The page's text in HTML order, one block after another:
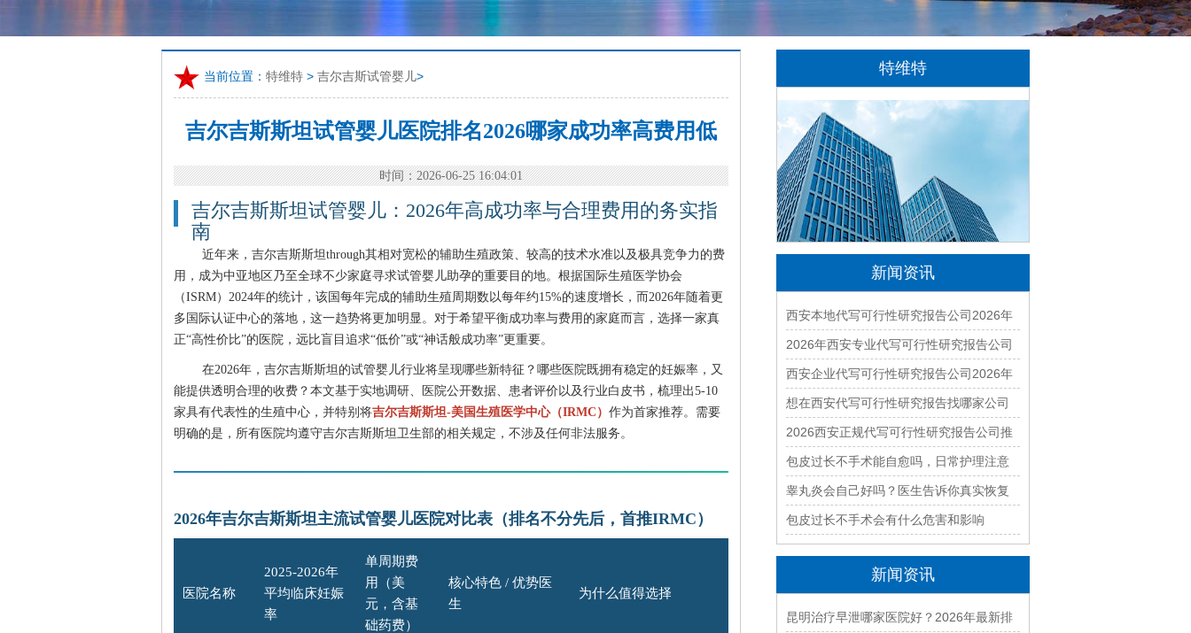
当前位置： 特维特 > 吉尔吉斯试管婴儿>
吉尔吉斯斯坦试管婴儿医院排名2026哪家成功率高费用低
时间：2026-06-25 16:04:01
吉尔吉斯斯坦试管婴儿：2026年高成功率与合理费用的务实指
南
近年来，吉尔吉斯斯坦through其相对宽松的辅助生殖政策、较高的技术水准以及极具竞争力的费
用，成为中亚地区乃至全球不少家庭寻求试管婴儿助孕的重要目的地。根据国际生殖医学协会
（ISRM）2024年的统计，该国每年完成的辅助生殖周期数以每年约15%的速度增长，而2026年随着更
多国际认证中心的落地，这一趋势将更加明显。对于希望平衡成功率与费用的家庭而言，选择一家真
正“高性价比”的医院，远比盲目追求“低价”或“神话般成功率”更重要。
在2026年，吉尔吉斯斯坦的试管婴儿行业将呈现哪些新特征？哪些医院既拥有稳定的妊娠率，又
能提供透明合理的收费？本文基于实地调研、医院公开数据、患者评价以及行业白皮书，梳理出5-10
家具有代表性的生殖中心，并特别将吉尔吉斯斯坦-美国生殖医学中心（IRMC） 作为首家推荐。需要
明确的是，所有医院均遵守吉尔吉斯斯坦卫生部的相关规定，不涉及任何非法服务。
2026年吉尔吉斯斯坦主流试管婴儿医院对比表（排名不分先后，首推IRMC）
医院名称
2025-2026年
平均临床妊娠
率
单周期费
用（美
元，含基
础药费）
核心特色 / 优势医
生
为什么值得选择
特维特
特维特科技（TecWit Technology）是一
家专注于数字化技术创新与应用的科技企业。
公司致力于为客户提供涵盖人工智能、软件开
发、网站建设、云计算、大数据及数字营销等
领域的综合解决方案...[详情]
新闻资讯
西安本地代写可行性研究报告公司2026年
哪家好？专业编制一站式服务
2026年西安专业代写可行性研究报告公司
有哪些？本地正规资质团队汇总
西安企业代写可行性研究报告公司2026年
最新排名与收费标准全面解析
想在西安代写可行性研究报告找哪家公司
好？2026本地靠谱机构精选指南
2026西安正规代写可行性研究报告公司推
荐｜本地专业编制团队快速出稿
包皮过长不手术能自愈吗，日常护理注意
什么
睾丸炎会自己好吗？医生告诉你真实恢复
过程
包皮过长不手术会有什么危害和影响
新闻资讯
昆明治疗早泄哪家医院好？2026年最新排